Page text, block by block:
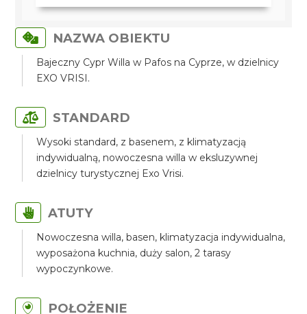
NAZWA OBIEKTU
Bajeczny Cypr Willa w Pafos na Cyprze, w dzielnicy
EXO VRISI.
STANDARD
Wysoki standard, z basenem, z klimatyzacją
indywidualną, nowoczesna willa w eksluzywnej
dzielnicy turystycznej Exo Vrisi.
ATUTY
Nowoczesna willa, basen, klimatyzacja indywidualna,
wyposażona kuchnia, duży salon, 2 tarasy
wypoczynkowe.
POŁOŻENIE